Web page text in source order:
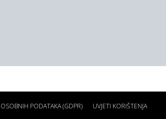
PODATAKA (GDPR) UVJETI KORIŠTENJA